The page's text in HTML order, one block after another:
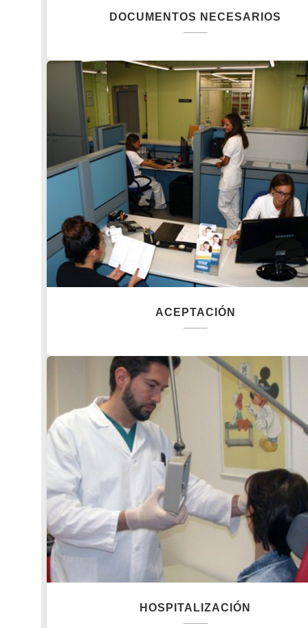
DOCUMENTOS NECESARIOS
ACEPTACIÓN
HOSPITALIZACIÓN